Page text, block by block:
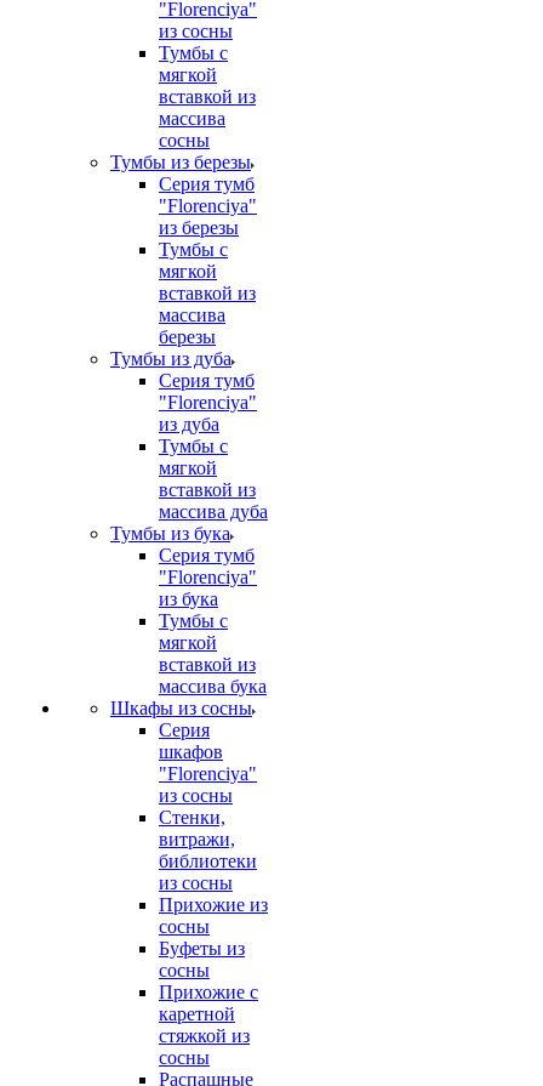
"Florenciya"
из сосны
Тумбы с
мягкой
вставкой из
массива
сосны
Тумбы из березы
Серия тумб
"Florenciya"
из березы
Тумбы с
мягкой
вставкой из
массива
березы
Тумбы из дуба
Серия тумб
"Florenciya"
из дуба
Тумбы с
мягкой
вставкой из
массива дуба
Тумбы из бука
Серия тумб
"Florenciya"
из бука
Тумбы с
мягкой
вставкой из
массива бука
Шкафы из сосны
Серия
шкафов
"Florenciya"
из сосны
Стенки,
витражи,
библиотеки
из сосны
Прихожие из
сосны
Буфеты из
сосны
Прихожие с
каретной
стяжкой из
сосны
Распашные